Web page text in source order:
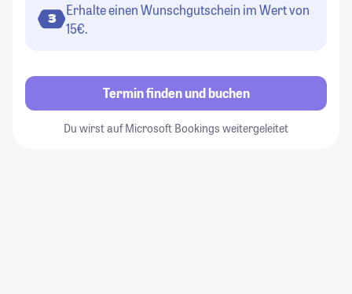
3
Erhalte einen Wunschgutschein im Wert von
15€.
Termin finden und buchen
Du wirst auf Microsoft Bookings weitergeleitet